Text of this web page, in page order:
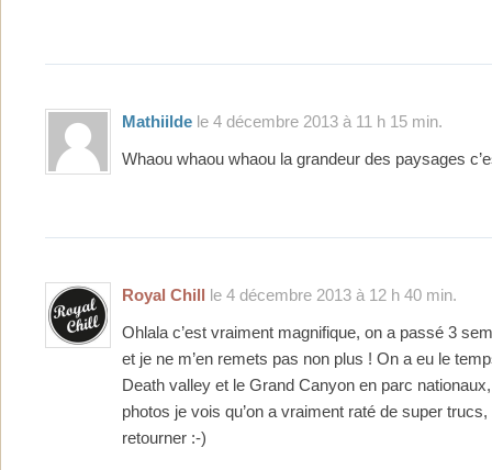
Mathiilde le 4 décembre 2013 à 11 h 15 min.
Whaou whaou whaou la grandeur des paysages
Royal Chill le 4 décembre 2013 à 12 h 40 min.
Ohlala c’est vraiment magnifique, on a passé 3
et je ne m’en remets pas non plus ! On a eu le
Death valley et le Grand Canyon en parc
photos je vois qu’on a vraiment raté de super trucs,
retourner :-)